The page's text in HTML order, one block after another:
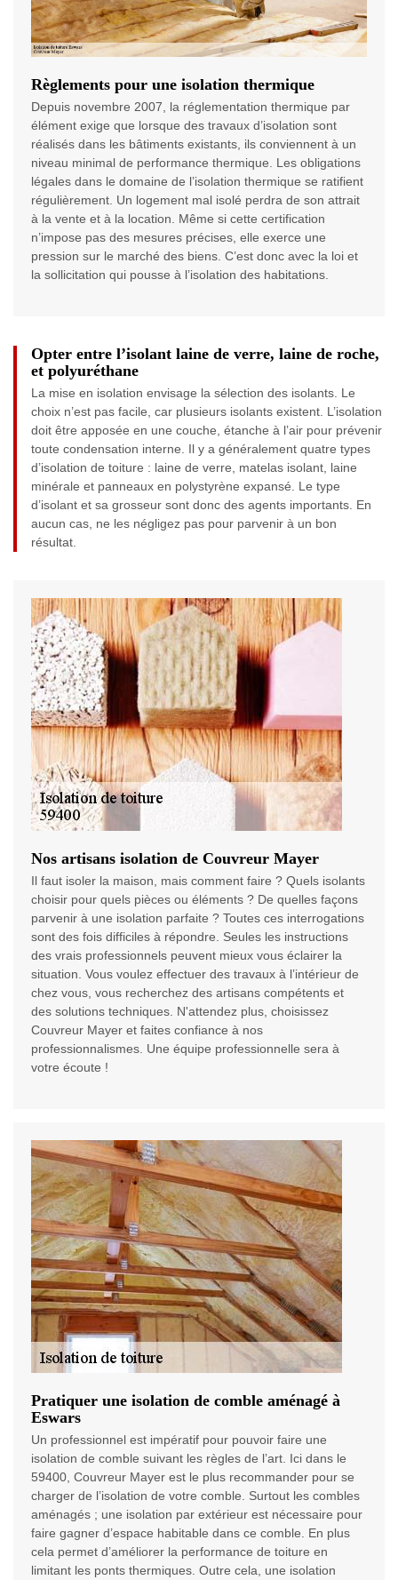
Règlements pour une isolation thermique
Depuis novembre 2007, la réglementation thermique par
élément exige que lorsque des travaux d’isolation sont
réalisés dans les bâtiments existants, ils conviennent à un
niveau minimal de performance thermique. Les obligations
légales dans le domaine de l’isolation thermique se ratifient
régulièrement. Un logement mal isolé perdra de son attrait
à la vente et à la location. Même si cette certification
n’impose pas des mesures précises, elle exerce une
pression sur le marché des biens. C’est donc avec la loi et
la sollicitation qui pousse à l’isolation des habitations.
Opter entre l’isolant laine de verre, laine de roche,
et polyuréthane
La mise en isolation envisage la sélection des isolants. Le
choix n’est pas facile, car plusieurs isolants existent. L’isolation
doit être apposée en une couche, étanche à l’air pour prévenir
toute condensation interne. Il y a généralement quatre types
d’isolation de toiture : laine de verre, matelas isolant, laine
minérale et panneaux en polystyrène expansé. Le type
d’isolant et sa grosseur sont donc des agents importants. En
aucun cas, ne les négligez pas pour parvenir à un bon
résultat.
Nos artisans isolation de Couvreur Mayer
Il faut isoler la maison, mais comment faire ? Quels isolants
choisir pour quels pièces ou éléments ? De quelles façons
parvenir à une isolation parfaite ? Toutes ces interrogations
sont des fois difficiles à répondre. Seules les instructions
des vrais professionnels peuvent mieux vous éclairer la
situation. Vous voulez effectuer des travaux à l’intérieur de
chez vous, vous recherchez des artisans compétents et
des solutions techniques. N'attendez plus, choisissez
Couvreur Mayer et faites confiance à nos
professionnalismes. Une équipe professionnelle sera à
votre écoute !
Pratiquer une isolation de comble aménagé à
Eswars
Un professionnel est impératif pour pouvoir faire une
isolation de comble suivant les règles de l’art. Ici dans le
59400, Couvreur Mayer est le plus recommander pour se
charger de l’isolation de votre comble. Surtout les combles
aménagés ; une isolation par extérieur est nécessaire pour
faire gagner d’espace habitable dans ce comble. En plus
cela permet d’améliorer la performance de toiture en
limitant les ponts thermiques. Outre cela, une isolation